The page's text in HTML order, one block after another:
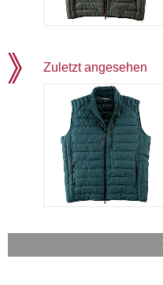
Zuletzt angesehen